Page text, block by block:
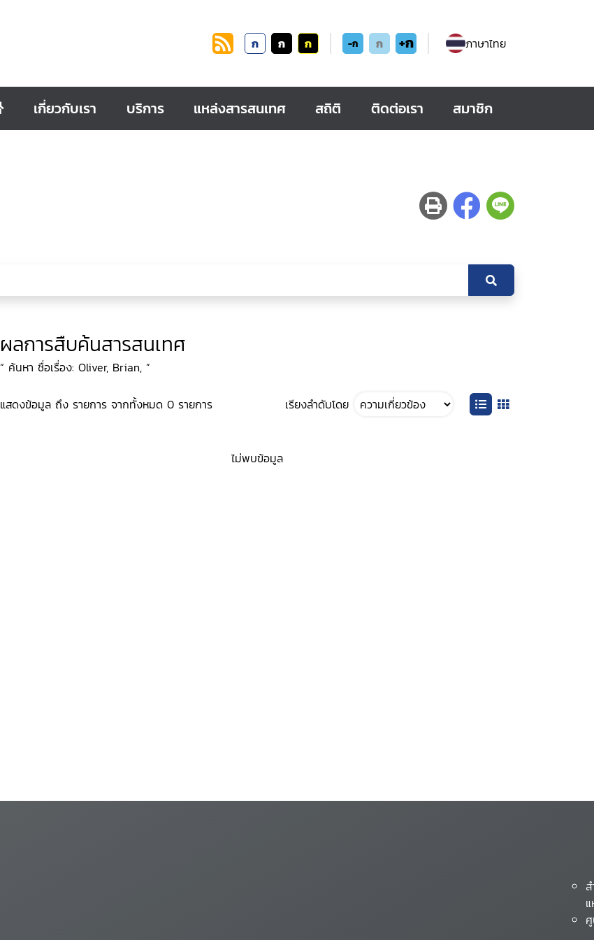
ก ก ก -ก ก +ก ภาษาไทย
เกี่ยวกับเรา บริการ แหล่งสารสนเทศ สถิติ ติดต่อเรา สมาชิก
ผลการสืบค้นสารสนเทศ
“ ค้นหา ชื่อเรื่อง: Oliver, Brian, ”
แสดงข้อมูล ถึง รายการ จากทั้งหมด 0 รายการ เรียงลำดับโดย
ไม่พบข้อมูล